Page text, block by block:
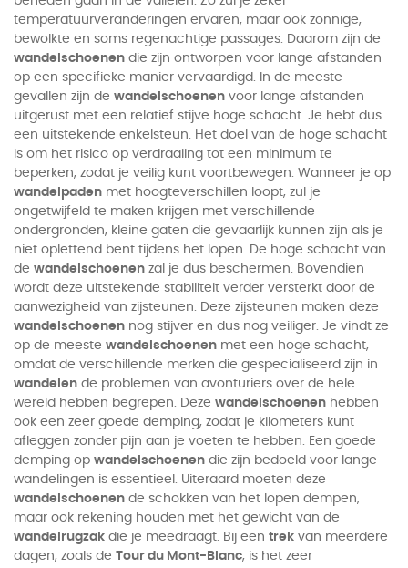
temperatuurveranderingen ervaren, maar ook zonnige,
bewolkte en soms regenachtige passages. Daarom zijn de
wandelschoenen die zijn ontworpen voor lange afstanden
op een specifieke manier vervaardigd. In de meeste
gevallen zijn de wandelschoenen voor lange afstanden
uitgerust met een relatief stijve hoge schacht. Je hebt dus
een uitstekende enkelsteun. Het doel van de hoge schacht
is om het risico op verdraaiing tot een minimum te
beperken, zodat je veilig kunt voortbewegen. Wanneer je op
wandelpaden met hoogteverschillen loopt, zul je
ongetwijfeld te maken krijgen met verschillende
ondergronden, kleine gaten die gevaarlijk kunnen zijn als je
niet oplettend bent tijdens het lopen. De hoge schacht van
de wandelschoenen zal je dus beschermen. Bovendien
wordt deze uitstekende stabiliteit verder versterkt door de
aanwezigheid van zijsteunen. Deze zijsteunen maken deze
wandelschoenen nog stijver en dus nog veiliger. Je vindt ze
op de meeste wandelschoenen met een hoge schacht,
omdat de verschillende merken die gespecialiseerd zijn in
wandelen de problemen van avonturiers over de hele
wereld hebben begrepen. Deze wandelschoenen hebben
ook een zeer goede demping, zodat je kilometers kunt
afleggen zonder pijn aan je voeten te hebben. Een goede
demping op wandelschoenen die zijn bedoeld voor lange
wandelingen is essentieel. Uiteraard moeten deze
wandelschoenen de schokken van het lopen dempen,
maar ook rekening houden met het gewicht van de
wandelrugzak die je meedraagt. Bij een trek van meerdere
dagen, zoals de Tour du Mont-Blanc, is het zeer